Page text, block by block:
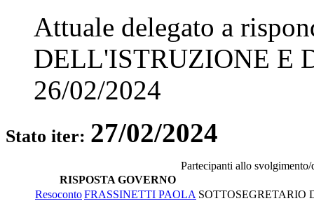
Attuale delegato a
DELL'ISTRUZIONE E
26/02/2024
Stato iter: 27/02/2024
Partecipanti allo svolgimento/
RISPOSTA GOVERNO
ResocontoFRASSINETTI PAOLA SOTTOSEGRETARIO